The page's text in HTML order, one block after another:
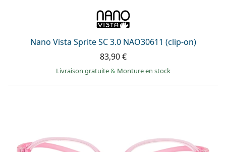
Nano Vista Sprite SC 3.0 NAO30611 (clip-on)
83,90 €
Livraison gratuite& Monture en stock